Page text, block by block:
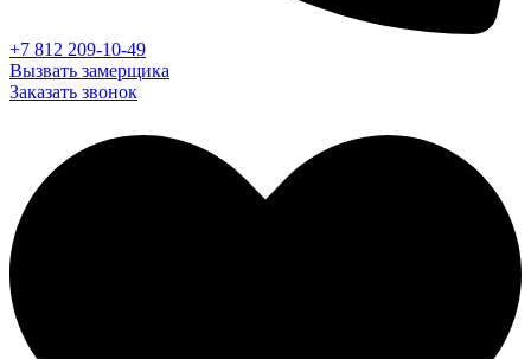
+7 812 209-10-49
Вызвать замерщика
Заказать звонок